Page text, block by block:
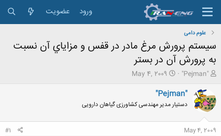
ورود عضویت
علوم دامی
سيستم پرورش مرغ مادر در قفس و مزاياي آن نسبت
به پرورش آن در بستر
ش
و
ع
ک
"Pejman"
ت
ر
ی
خ
May 4, 2009
"Pejman"
دستیار مدیر مهندسی کشاورزی گیاهان دارویی
May 4, 2009
#1